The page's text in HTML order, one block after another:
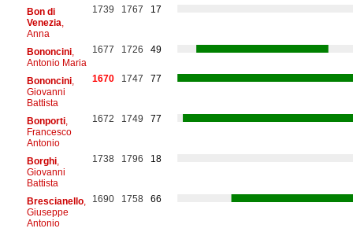
Bon di
Venezia
Anna
1739 1767 17
Bononcini,
Antonio Maria
1677 1726 49
Bononcini,
Giovanni
Battista
1670 1747 77
Bonporti,
Francesco
Antonio
1672 1749 77
Borghi,
Giovanni
Battista
1738 1796 18
Brescianello,
Giuseppe
Antonio
1690 1758 66